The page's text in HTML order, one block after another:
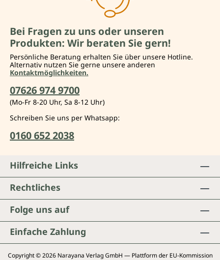
Bei Fragen zu uns oder unseren
Produkten: Wir beraten Sie gern!
Persönliche Beratung erhalten Sie über unsere Hotline.
Alternativ nutzen Sie gerne unsere anderen
Kontaktmöglichkeiten.
07626 974 9700
(Mo-Fr 8-20 Uhr, Sa 8-12 Uhr)
Schreiben Sie uns per Whatsapp:
0160 652 2038
Folge uns auf
Einfache Zahlung
Hilfreiche Links
Rechtliches
Copyright © 2026 Narayana Verlag GmbH — Plattform der EU-Kommission